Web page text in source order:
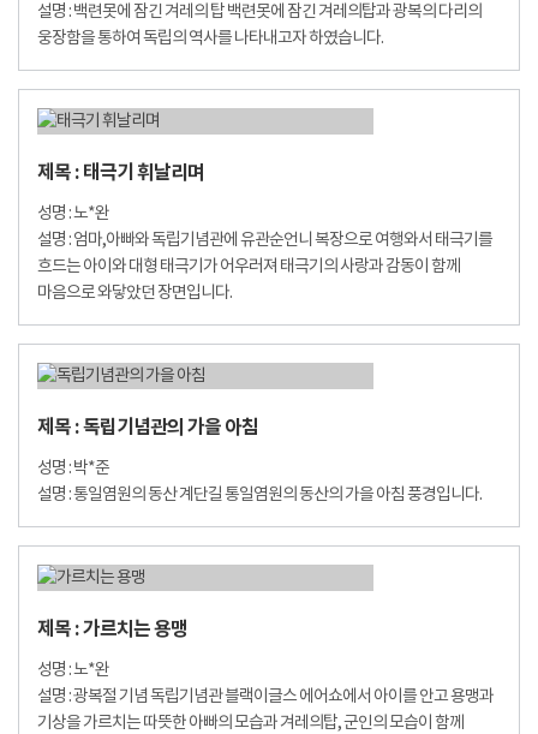
설명 : 백련못에 잠긴 겨레의 탑 백련못에 잠긴 겨레의탑과 광복의 다리의
웅장함을 통하여 독립의 역사를 나타내고자 하였습니다.
제목 : 태극기 휘날리며
성명 : 노*완
설명 : 엄마,아빠와 독립기념관에 유관순언니 복장으로 여행와서 태극기를
흐드는 아이와 대형 태극기가 어우러져 태극기의 사랑과 감동이 함께
마음으로 와닿았던 장면입니다.
제목 : 독립기념관의 가을 아침
성명 : 박*준
설명 : 통일염원의 동산 계단길 통일염원의 동산의 가을 아침 풍경입니다.
제목 : 가르치는 용맹
성명 : 노*완
설명 : 광복절 기념 독립기념관 블랙이글스 에어쇼에서 아이를 안고 용맹과
기상을 가르치는 따뜻한 아빠의 모습과 겨레의탑, 군인의 모습이 함께